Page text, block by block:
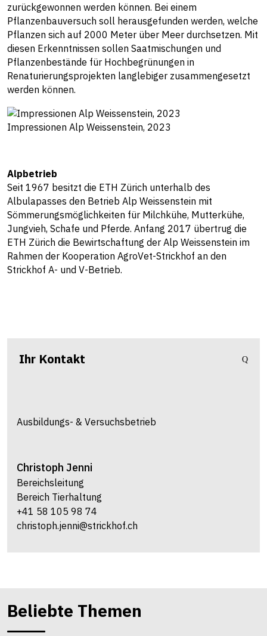
zurückgewonnen werden können. Bei einem
Pflanzenbauversuch soll herausgefunden werden, welche
Pflanzen sich auf 2000 Meter über Meer durchsetzen. Mit
diesen Erkenntnissen sollen Saatmischungen und
Pflanzenbestände für Hochbegrünungen in
Renaturierungsprojekten langlebiger zusammengesetzt
werden können.
Impressionen Alp Weissenstein, 2023
Alpbetrieb
Seit 1967 besitzt die ETH Zürich unterhalb des
Albulapasses den Betrieb Alp Weissenstein mit
Sömmerungsmöglichkeiten für Milchkühe, Mutterkühe,
Jungvieh, Schafe und Pferde. Anfang 2017 übertrug die
ETH Zürich die Bewirtschaftung der Alp Weissenstein im
Rahmen der Kooperation AgroVet-Strickhof an den
Strickhof A- und V-Betrieb.
Ihr Kontakt
Ausbildungs- & Versuchsbetrieb
Christoph Jenni
Bereichsleitung
Bereich Tierhaltung
+41 58 105 98 74
christoph.jenni@strickhof.ch
Beliebte Themen